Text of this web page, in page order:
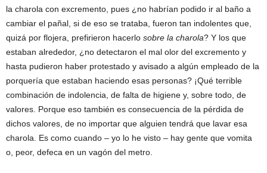
la charola con excremento, pues ¿no habrían podido ir al baño a
cambiar el pañal, si de eso se trataba, fueron tan indolentes que,
quizá por flojera, prefirieron hacerlo sobre la charola? Y los que
estaban alrededor, ¿no detectaron el mal olor del excremento y
hasta pudieron haber protestado y avisado a algún empleado de la
porquería que estaban haciendo esas personas? ¡Qué terrible
combinación de indolencia, de falta de higiene y, sobre todo, de
valores. Porque eso también es consecuencia de la pérdida de
dichos valores, de no importar que alguien tendrá que lavar esa
charola. Es como cuando – yo lo he visto – hay gente que vomita
o, peor, defeca en un vagón del metro.